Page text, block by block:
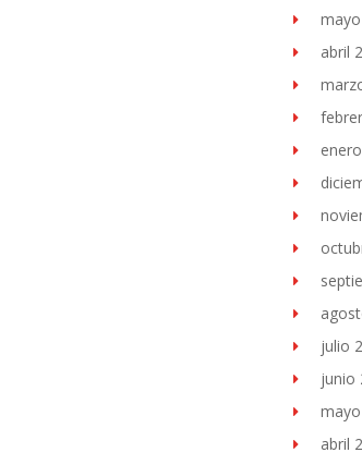
abril
julio
junio
abril